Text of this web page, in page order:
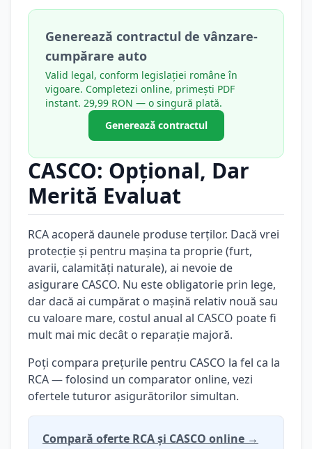
Generează contractul de vânzare-
cumpărare auto
Valid legal, conform legislației române în
vigoare. Completezi online, primești PDF
instant. 29,99 RON — o singură plată.
Generează contractul
CASCO: Opțional, Dar
Merită Evaluat
RCA acoperă daunele produse terților. Dacă vrei
protecție și pentru mașina ta proprie (furt,
avarii, calamități naturale), ai nevoie de
asigurare CASCO. Nu este obligatorie prin lege,
dar dacă ai cumpărat o mașină relativ nouă sau
cu valoare mare, costul anual al CASCO poate fi
mult mai mic decât o reparație majoră.
Poți compara prețurile pentru CASCO la fel ca la
RCA — folosind un comparator online, vezi
ofertele tuturor asigurătorilor simultan.
Compară oferte RCA și CASCO online →